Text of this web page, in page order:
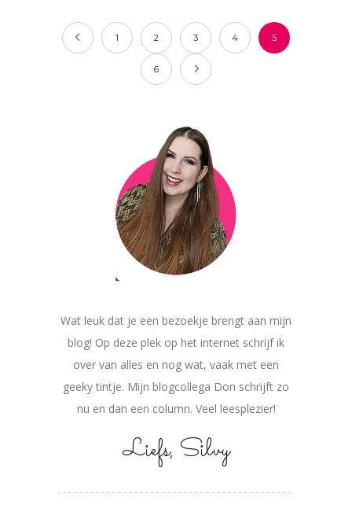
1 2 3 4 5
6
Wat leuk dat je een bezoekje brengt aan mijn
blog! Op deze plek op het internet schrijf ik
over van alles en nog wat, vaak met een
geeky tintje. Mijn blogcollega Don schrijft zo
nu en dan een column. Veel leesplezier!
Liefs, Silvy